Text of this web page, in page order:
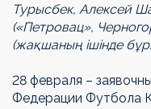
Турысбек, Алексей
(«Петровац»,
(жақшаның ішінде
28 февраля –
Федерации Футбола